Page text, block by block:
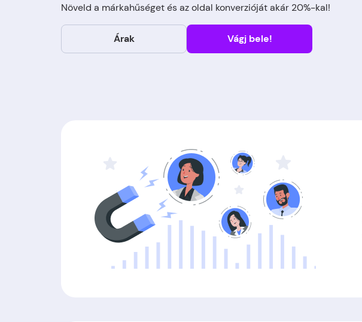
Növeld a márkahűséget és az oldal konverzióját akár 20%-kal!
Árak Vágj bele!